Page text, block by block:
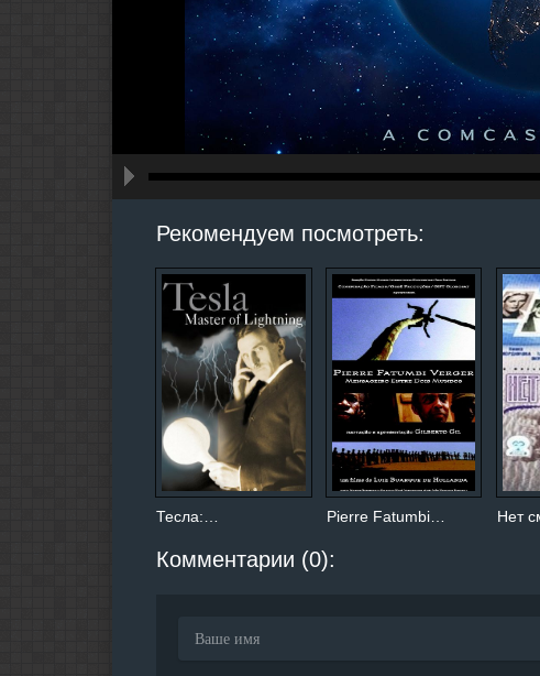
Рекомендуем посмотреть:
Тесла:… Pierre Fatumbi… Нет
Комментарии (0):